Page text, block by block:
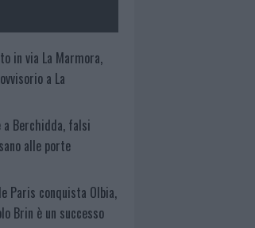
in via La Marmora,
a La
Berchidda, falsi
alle porte
Paris conquista Olbia,
Brin è un successo